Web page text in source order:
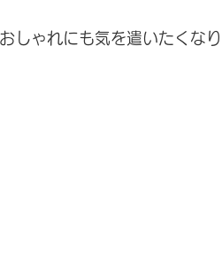
しゃれにも気を遣いたくなり